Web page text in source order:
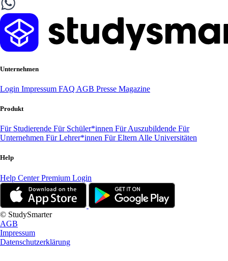
Unternehmen
Login Impressum FAQ AGB Presse Magazine
Produkt
Für Studierende Für Schüler*innen Für Auszubildende Für
Unternehmen Für Lehrer*innen Für Eltern Alle Universitäten
Help
Help CenterPremium Login
© StudySmarter
AGB
Impressum
Datenschutzerklärung